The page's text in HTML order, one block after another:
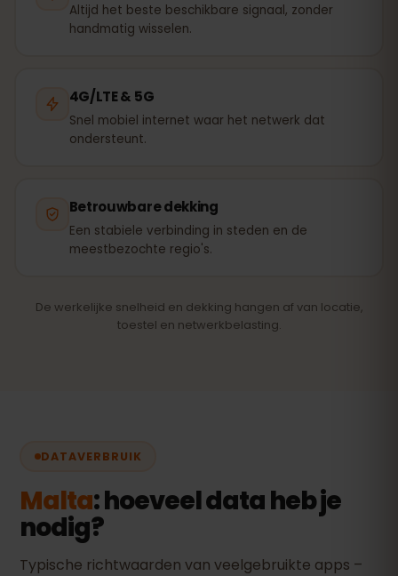
Altijd het beste beschikbare signaal, zonder
handmatig wisselen.
4G/LTE & 5G
Snel mobiel internet waar het netwerk dat
ondersteunt.
Betrouwbare dekking
Een stabiele verbinding in steden en de
meestbezochte regio's.
De werkelijke snelheid en dekking hangen af van locatie,
toestel en netwerkbelasting.
DATAVERBRUIK
Malta: hoeveel data heb je
nodig?
Typische richtwaarden van veelgebruikte apps –